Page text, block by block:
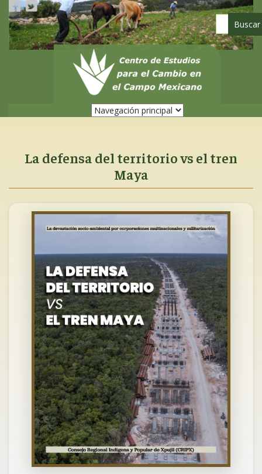
Pasar
contenido
principal
La defensa del territorio vs el tren
Maya